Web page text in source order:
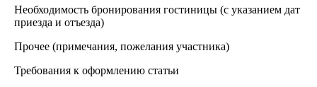
Необходимость бронирования гостиницы (с указанием дат
приезда и отъезда)
Прочее (примечания, пожелания участника)
Требования к оформлению статьи